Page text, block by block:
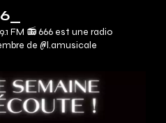
FM 📻666 est une radio
de @l.amusicale